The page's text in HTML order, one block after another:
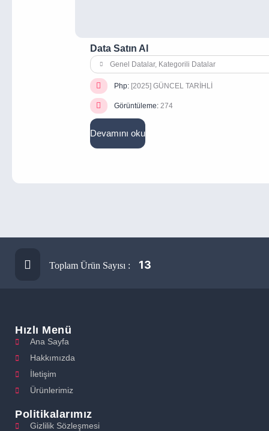
Data Satın Al
Genel Datalar, Kategorili Datalar
Php: [2025] GÜNCEL TARİHLİ
Görüntüleme: 274
Devamını oku
Toplam Ürün Sayısı : 13
Hızlı Menü
Ana Sayfa
Hakkımızda
İletişim
Ürünlerimiz
Politikalarımız
Gizlilik Sözleşmesi